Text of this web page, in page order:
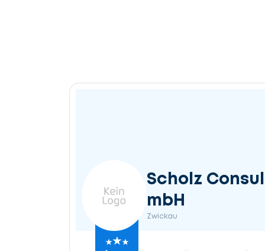
Scholz
mbH
Zwickau